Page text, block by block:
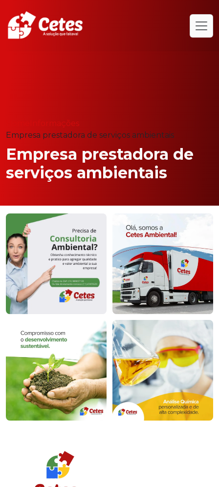
Informações
Empresa prestadora de serviços ambientais
Empresa prestadora de
serviços ambientais